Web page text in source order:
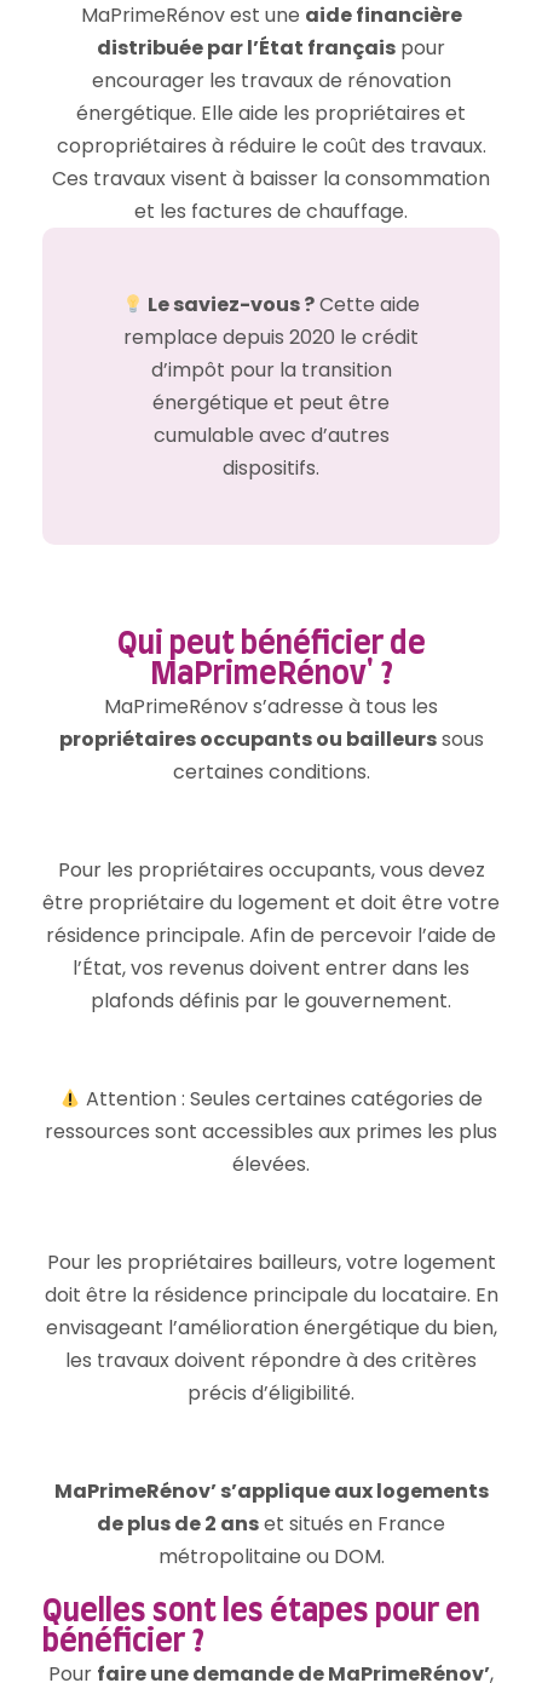
MaPrimeRénov est une aide financière
distribuée par l’État français pour
encourager les travaux de rénovation
énergétique. Elle aide les propriétaires et
copropriétaires à réduire le coût des travaux.
Ces travaux visent à baisser la consommation
et les factures de chauffage.
Le saviez-vous ?Cette aide
remplace depuis 2020 le crédit
d’impôt pour la transition
énergétique et peut être
cumulable avec d’autres
dispositifs.
Qui peut bénéficier de
MaPrimeRénov' ?
MaPrimeRénov s’adresse à tous les
propriétaires occupants ou bailleurssous
certaines conditions.
Pour les propriétaires occupants, vous devez
être propriétaire du logement et doit être votre
résidence principale. Afin de percevoir l’aide de
l’État, vos revenus doivent entrer dans les
plafonds définis par le gouvernement.
Attention : Seules certaines catégories de
ressources sont accessibles aux primes les plus
élevées.
Pour les propriétaires bailleurs, votre logement
doit être la résidence principale du locataire. En
envisageant l’amélioration énergétique du bien,
les travaux doivent répondre à des critères
précis d’éligibilité.
MaPrimeRénov’ s’applique aux logements
de plus de 2 anset situés en France
métropolitaine ou DOM.
Quelles sont les étapes pour en
bénéficier ?
Pour faire une demande de MaPrimeRénov’,